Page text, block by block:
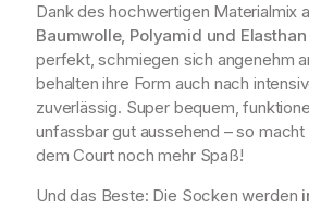
Dank des hochwertigen Materialmix
Baumwolle, Polyamid und Elasthan
perfekt, schmiegen sich angenehm
behalten ihre Form auch nach
zuverlässig. Super bequem,
unfassbar gut aussehend – so
dem Court noch mehr Spaß!
Und das Beste: Die Socken werden